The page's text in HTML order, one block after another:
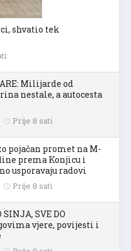
shvatio tek
Milijarde od
nestale, a autocesta
Prije 8 sati
pojačan promet na M-
prema Konjicu i
usporavaju radovi
Prije 8 sati
SINJA, SVE DO
vjere, povijesti i